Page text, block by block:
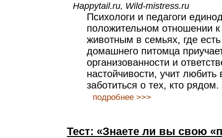
Happytail.ru, Wild-mistress.ru
Психологи и педагоги
положительном отношении
животным в семьях, где
домашнего питомца
организованности и
настойчивости, учит любить
заботиться о тех, кто рядом.
подробнее >>>
Тест: «Знаете ли вы свою